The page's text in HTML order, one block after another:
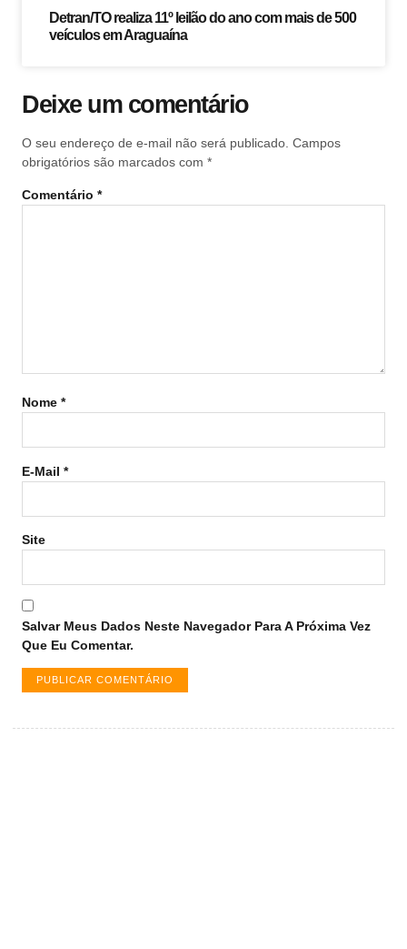
Detran/TO realiza 11º leilão do ano com mais de 500
veículos em Araguaína
Deixe um comentário
O seu endereço de e-mail não será publicado. Campos
obrigatórios são marcados com *
Comentário *
Nome *
E-Mail *
Site
Salvar Meus Dados Neste Navegador Para A Próxima Vez
Que Eu Comentar.